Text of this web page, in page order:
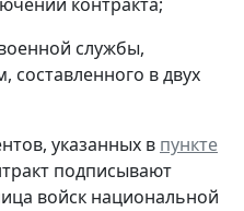
службы,
составленного в двух
указанных в пункте
подписывают
войск национальной